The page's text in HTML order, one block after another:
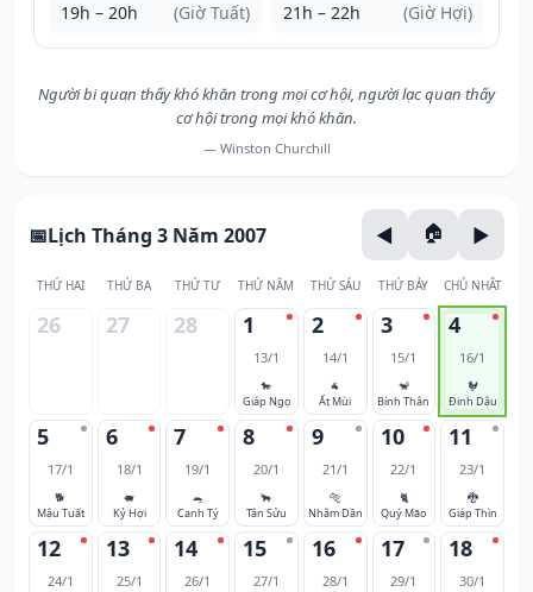
19h – 20h (Giờ Tuất) 21h – 22h (Giờ Hợi)
Người bi quan thấy khó khăn trong mọi cơ hội, người lạc quan thấy
cơ hội trong mọi khó khăn.
— Winston Churchill
Lịch Tháng 3 Năm 2007
THỨ HAI THỨ BA THỨ TƯ THỨ NĂM THỨ SÁU THỨ BẢY CHỦ NHẬT
26 27 28 1
13/1
🐎
Giáp Ngọ
2
14/1
🐐
Ất Mùi
3
15/1
🐒
Bính Thân
4
16/1
🐓
Đinh Dậu
5
17/1
🐕
Mậu Tuất
6
18/1
🐖
Kỷ Hợi
7
19/1
🐀
Canh Tý
8
20/1
🐂
Tân Sửu
9
21/1
🐅
Nhâm Dần
10
22/1
🐈
Quý Mão
11
23/1
🐉
Giáp Thìn
12
24/1
13
25/1
14
26/1
15
27/1
16
28/1
17
29/1
18
30/1